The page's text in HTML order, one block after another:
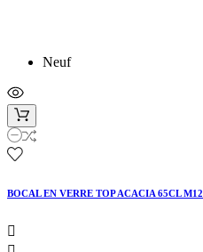
Neuf
BOCAL EN VERRE TOP ACACIA 65CL M12
